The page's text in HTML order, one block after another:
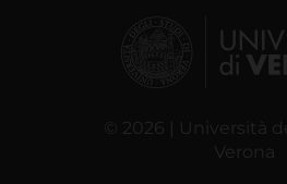
© 2026 | Università
Verona